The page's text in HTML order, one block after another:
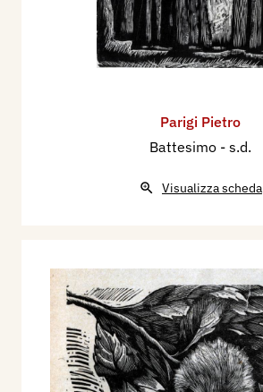
Parigi Pietro
Battesimo - s.d.
Visualizza scheda